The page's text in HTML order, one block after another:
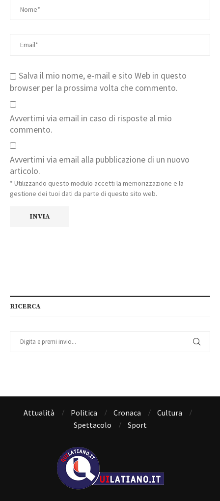
Salva il mio nome, e-mail e sito Web in questo
browser per la prossima volta che commento.
Avvertimi via email in caso di risposte al mio
commento.
Avvertimi via email alla pubblicazione di un nuovo
articolo.
* Utilizzando questo modulo accetti la memorizzazione e la
gestione dei tuoi dati da parte di questo sito web.
RICERCA
Attualità Politica Cronaca
Cultura
Spettacolo
Sport